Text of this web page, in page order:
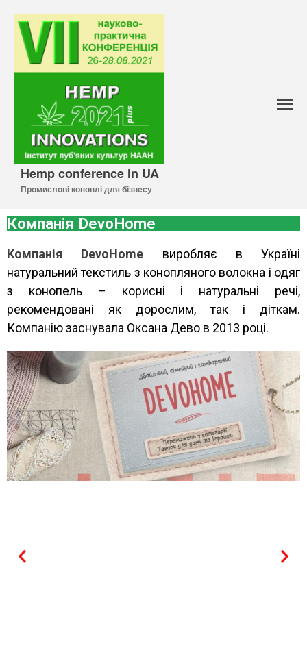
FOTO_VII
Реєстрація
Повна реєстрація
Реєстрація (власний вибір)
Реєстрація (заочна участь)
Список учасників
Програма
Учасники виставки
Спонсорство
Партнери
Інформаційний бюлетень
конференції
Інформація для довідок
Hemp conference in UA
Промислові коноплі для бізнесу
Компанія DevoHome
Компанія DevoHome
виробляє в Україні
натуральний текстиль з конопляного волокна і одяг
з конопель – корисні і натуральні речі,
рекомендовані як дорослим, так і діткам.
Компанію заснувала Оксана Дево в 2013 році.